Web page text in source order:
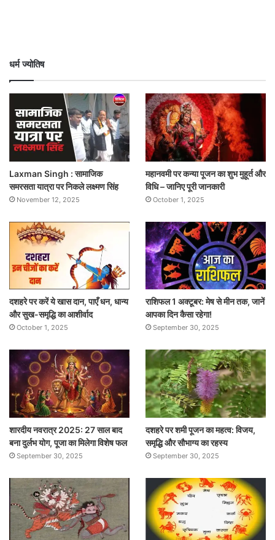
धर्म ज्योतिष
Laxman Singh : सामाजिक
समरसता यात्रा पर निकले लक्ष्मण सिंह
November 12, 2025
महानवमी पर कन्या पूजन का शुभ मुहूर्त और
विधि – जानिए पूरी जानकारी
October 1, 2025
दशहरे पर करें ये खास दान, पाएँ धन, धान्य
और सुख-समृद्धि का आशीर्वाद
October 1, 2025
राशिफल 1 अक्टूबर: मेष से मीन तक, जानें
आपका दिन कैसा रहेगा!
September 30, 2025
शारदीय नवरात्र 2025: 27 साल बाद
बना दुर्लभ योग, पूजा का मिलेगा विशेष फल
September 30, 2025
दशहरे पर शमी पूजन का महत्व: विजय,
समृद्धि और सौभाग्य का रहस्य
September 30, 2025